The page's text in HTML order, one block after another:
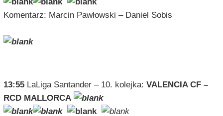
Komentarz: Marcin Pawłowski – Daniel Sobis
13:55 LaLiga Santander – 10. kolejka: VALENCIA CF –
RCD MALLORCA